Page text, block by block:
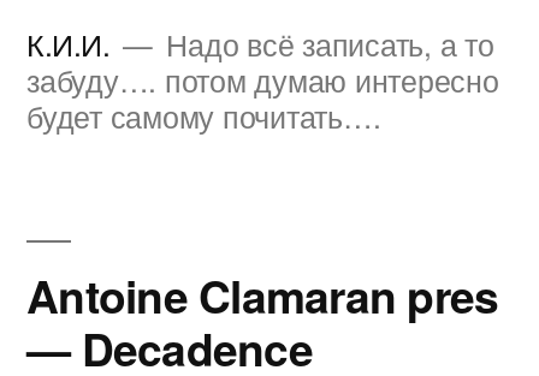
содержимому
К.И.И.
Надо всё записать, а то
забуду…. потом думаю интересно
будет самому почитать….
Antoine Clamaran pres
— Decadence